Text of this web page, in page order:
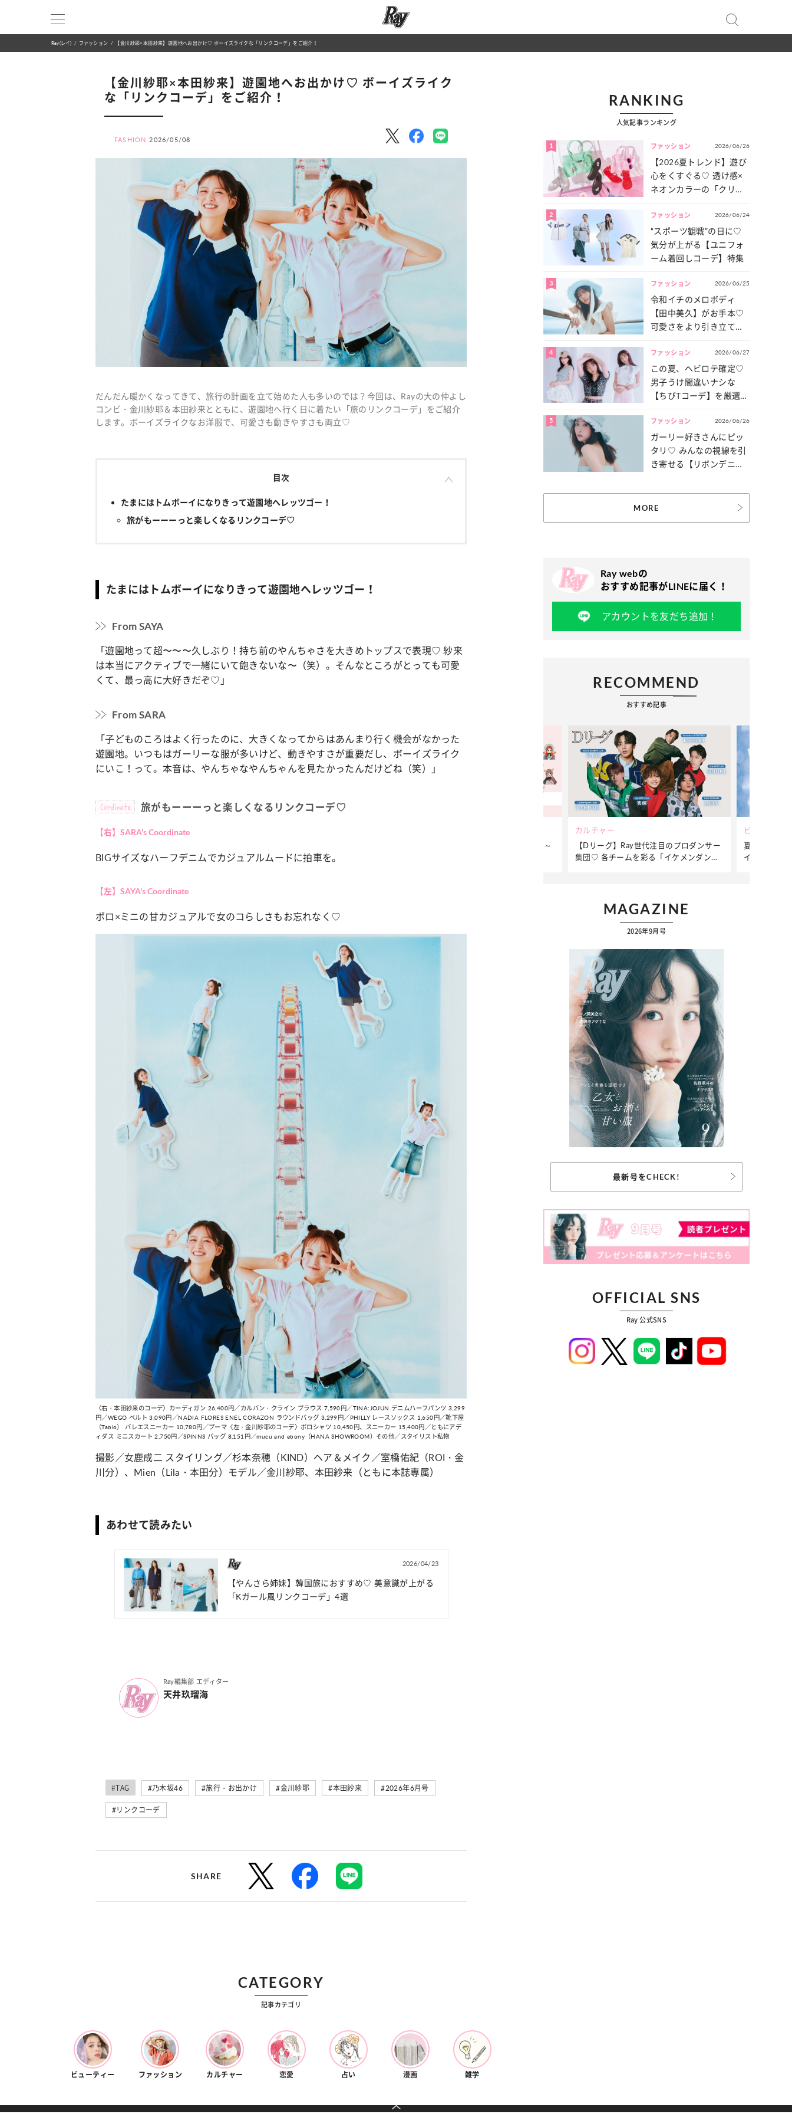
Ray(レイ) ファッション 【金川紗耶×本田紗来】遊園地へお出かけ♡ ボーイズライクな「リンクコーデ」をご紹介！
【金川紗耶×本田紗来】遊園地へお出かけ♡ ボーイズライク
な「リンクコーデ」をご紹介！
FASHION 2026/05/08
だんだん暖かくなってきて、旅行の計画を立て始めた人も多いのでは？今回は、Rayの大の仲よし
コンビ・金川紗耶＆本田紗来とともに、遊園地へ行く日に着たい「旅のリンクコーデ」をご紹介
します。ボーイズライクなお洋服で、可愛さも動きやすさも両立♡
目次
たまにはトムボーイになりきって遊園地へレッツゴー！
旅がもーーーっと楽しくなるリンクコーデ♡
たまにはトムボーイになりきって遊園地へレッツゴー！
From SAYA
「遊園地って超〜〜〜久しぶり！持ち前のやんちゃさを大きめトップスで表現♡ 紗来
は本当にアクティブで一緒にいて飽きないな〜（笑）。そんなところがとっても可愛
くて、最っ高に大好きだぞ♡ 」
From SARA
「子どものころはよく行ったのに、大きくなってからはあんまり行く機会がなかった
遊園地。 いつもはガーリーな服が多いけど、動きやすさが重要だし、ボーイズライク
にいこ！って。本音は、やんちゃなやんちゃんを見たかったんだけどね（笑）
」
Cordinate 旅がもーーーっと楽しくなるリンクコーデ♡
【右】 SARA's Coordinate
BIGサイズなハーフデニムでカジュアルムードに拍車を。
【左】 SAYA's Coordinate
ポロ×ミニの甘カジュアルで女のコらしさもお忘れなく♡
〈右・本田紗来のコーデ〉カーディガン 26,400円／カルバン・クライン ブラウス 7,590円／TINA:JOJUN デニムハーフパンツ 3,299
円／WEGO ベルト 3,090円／NADIA FLORES ENEL CORAZON ラウンドバッグ 3,299円／PHILLY レースソックス 1,650円／靴下屋
（Tabio） バレエスニーカー 10,780円／プーマ〈左・金川紗耶のコーデ〉ポロシャツ 10,450円、スニーカー 15,400円／ともにアデ
ィダス ミニスカート 2,750円／SPINNS バッグ 8,151円／mucu and ebony（HANA SHOWROOM）その他／スタイリスト私物
撮影／女鹿成二 スタイリング／杉本奈穂（KIND） ヘア＆メイク／室橋佑紀（ROI・金
川分）、 Mien（Lila・本田分） モデル／金川紗耶、本田紗来（ともに本誌専属）
あわせて読みたい
2026/04/23
【やんさら姉妹】韓国旅におすすめ♡ 美意識が上がる
「Kガール風リンクコーデ」4選
Ray編集部 エディター
天井玖瑠海
#TAG #乃木坂46 #旅行・お出かけ #金川紗耶 #本田紗来 #2026年6月号
#リンクコーデ
SHARE
RANKING
人気記事ランキング
1 ファッション 2026/06/26
【2026夏トレンド】遊び
心をくすぐる♡ 透け感×
ネオンカラーの「クリア
2 ファッション 2026/06/24
“スポーツ観戦”の日に♡
気分が上がる【ユニフォ
ーム着回しコーデ】特集
3 ファッション 2026/06/25
令和イチのメロボディ
【田中美久】がお手本♡
可愛さをより引き立てる
4 ファッション 2026/06/27
この夏、ヘビロテ確定♡
男子うけ間違いナシな
【ちびTコーデ】を厳選し
5 ファッション 2026/06/26
ガーリー好きさんにピッ
タリ♡ みんなの視線を引
き寄せる【リボンデニ
MORE
Ray webの
おすすめ記事がLINEに届く！
アカウントを友だち追加！
RECOMMEND
おすすめ記事
カルチャー
れ女子が夢中な「ヌン活」の楽しみ方
8月20日の運勢は？
【Dリーグ】Ray世代注目のプロダンサー
ビューティー
夏だからこそ“水分”が大切！くずれないメ
イクをつくる【保湿ケア】アイテム3選
ファッショ
簡単アレン
ぷりの【そ
MAGAZINE
2026年9月号
最新号をCHECK!
OFFICIAL SNS
Ray 公式SNS
CATEGORY
記事カテゴリ
ビューティー ファッション カルチャー 恋愛 占い 漫画 雑学